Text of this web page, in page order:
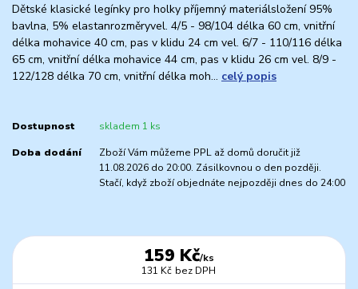
Dětské klasické legínky pro holky příjemný materiálsložení 95%
bavlna, 5% elastanrozměryvel. 4/5 - 98/104 délka 60 cm, vnitřní
délka mohavice 40 cm, pas v klidu 24 cm vel. 6/7 - 110/116 délka
65 cm, vnitřní délka mohavice 44 cm, pas v klidu 26 cm vel. 8/9 -
122/128 délka 70 cm, vnitřní délka moh... celý popis
Dostupnost skladem 1 ks
Doba dodání
Zboží Vám můžeme PPL až domů doručit již
11.08.2026 do 20:00. Zásilkovnou o den později.
Stačí, když zboží objednáte nejpozději dnes do 24:00
159 Kč/ks
131 Kč bez DPH